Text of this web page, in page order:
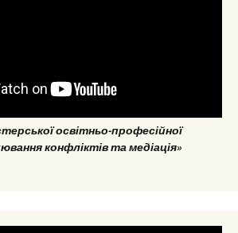
освітньо-професійної
конфліктів та медіація»